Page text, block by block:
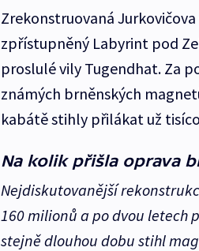
Zrekonstruovaná
zpřístupněný Labyrint pod
proslulé vily Tugendhat. Za
známých brněnských
kabátě stihly přilákat už
Na kolik přišla oprava
Nejdiskutovanější
160 milionů a po dvou letech
stejně dlouhou dobu stihl